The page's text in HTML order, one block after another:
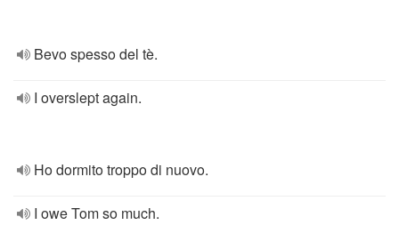
Bevo spesso del tè.
I overslept again.
Ho dormito troppo di nuovo.
I owe Tom so much.